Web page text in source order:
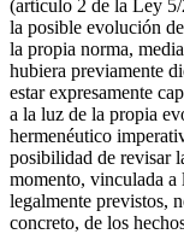
(artículo 2 de la Ley
la posible evolución
la propia norma,
hubiera previamente
estar expresamente
a la luz de la propia
hermenéutico
posibilidad de revisar
momento, vinculada a
legalmente previstos,
concreto, de los